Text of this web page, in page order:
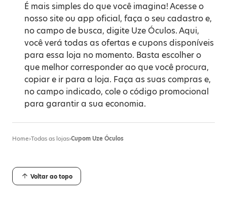
É mais simples do que você imagina! Acesse o
nosso site ou app oficial, faça o seu cadastro e,
no campo de busca, digite Uze Óculos. Aqui,
você verá todas as ofertas e cupons disponíveis
para essa loja no momento. Basta escolher o
que melhor corresponder ao que você procura,
copiar e ir para a loja. Faça as suas compras e,
no campo indicado, cole o código promocional
para garantir a sua economia.
Home›Todas as lojas›Cupom Uze Óculos
Voltar ao topo